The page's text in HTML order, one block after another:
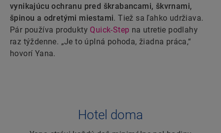
vynikajúcu ochranu pred škrabancami, škvrnami,
špinou a odretými miestami. Tiež sa ľahko udržiava.
Pár používa produkty Quick-Step na utretie podlahy
raz týždenne. „Je to úplná pohoda, žiadna práca,“
hovorí Yana.
Hotel doma